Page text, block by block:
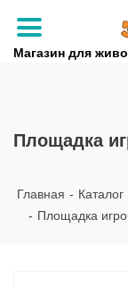
Магазин для
Площадка
Главная - Каталог
- Площадка